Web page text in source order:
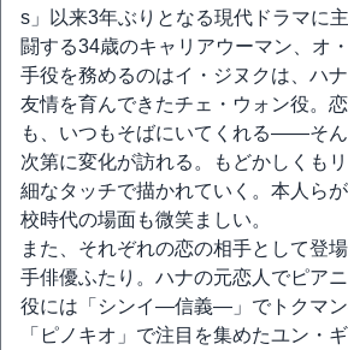
s」以来3年ぶりとなる現代ドラマに
闘する34歳のキャリアウーマン、オ
手役を務めるのはイ・ジヌクは、ハ
友情を育んできたチェ・ウォン役。
も、いつもそばにいてくれる――そ
次第に変化が訪れる。もどかしくも
細なタッチで描かれていく。本人ら
校時代の場面も微笑ましい。
また、それぞれの恋の相手として登
手俳優ふたり。ハナの元恋人でピア
役には「シンイ―信義―」でトクマン
「ピノキオ」で注目を集めたユン・ギ